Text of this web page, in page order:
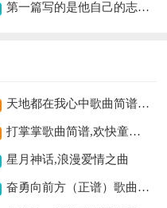
第一篇写的是他自己的志向(秦雪梅选段)简谱京剧,展现豫剧独特魅力
天地都在我心中歌曲简谱,尽显英雄豪迈情
打掌掌歌曲简谱,欢快童趣的旋律
星月神话,浪漫爱情之曲
奋勇向前方（正谱）歌曲简谱,展现拼搏之豪情